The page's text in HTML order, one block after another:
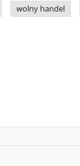
wolny handel